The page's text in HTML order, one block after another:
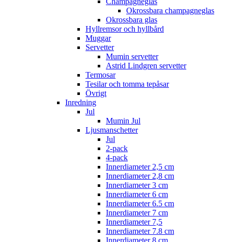
Okrossbara champagneglas
Okrossbara glas
Hyllremsor och hyllbård
Muggar
Servetter
Mumin servetter
Astrid Lindgren servetter
Termosar
Tesilar och tomma tepåsar
Övrigt
Inredning
Jul
Mumin Jul
Ljusmanschetter
Jul
2-pack
4-pack
Innerdiameter 2,5 cm
Innerdiameter 2,8 cm
Innerdiameter 3 cm
Innerdiameter 6 cm
Innerdiameter 6.5 cm
Innerdiameter 7 cm
Innerdiameter 7,5
Innerdiameter 7.8 cm
Innerdiameter 8 cm